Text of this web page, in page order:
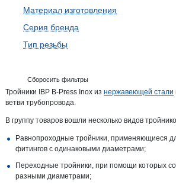
Материал изготовления
Серия бренда
Тип резьбы
Сборосить фильтры
Тройники IBP B-Press Inox из нержавеющей стали
ветви трубопровода.
В группу товаров вошли несколько видов
Равнопроходные тройники, применяющиеся
фитингов с одинаковыми диаметрами;
Переходные тройники, при помощи которых
разными диаметрами;